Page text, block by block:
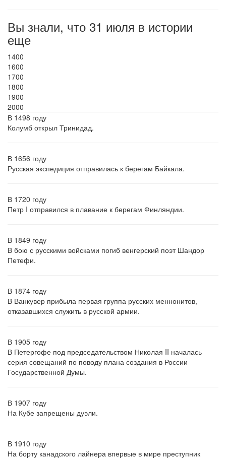
Вы знали, что 31 июля в истории
еще
1400
1600
1700
1800
1900
2000
В 1498 году
Колумб открыл Тринидад.
В 1656 году
Русская экспедиция отправилась к берегам Байкала.
В 1720 году
Петр I отправился в плавание к берегам Финляндии.
В 1849 году
В бою с русскими войсками погиб венгерский поэт Шандор
Петефи.
В 1874 году
В Ванкувер прибыла первая группа русских меннонитов,
отказавшихся служить в русской армии.
В 1905 году
В Петергофе под председательством Николая II началась
серия совещаний по поводу плана создания в России
Государственной Думы.
В 1907 году
На Кубе запрещены дуэли.
В 1910 году
На борту канадского лайнера впервые в мире преступник